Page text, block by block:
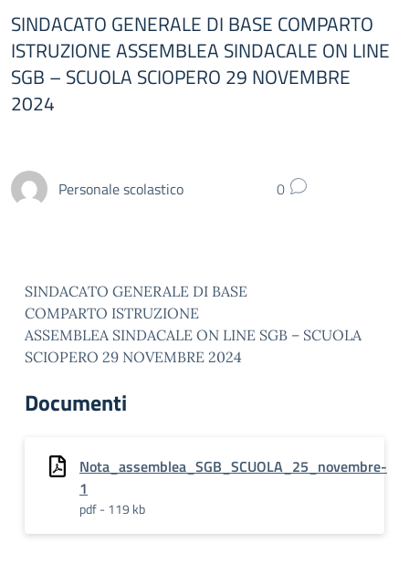
SINDACATO GENERALE DI BASE COMPARTO
ISTRUZIONE ASSEMBLEA SINDACALE ON LINE
SGB – SCUOLA SCIOPERO 29 NOVEMBRE
2024
Personale scolastico 0
SINDACATO GENERALE DI BASE
COMPARTO ISTRUZIONE
ASSEMBLEA SINDACALE ON LINE SGB – SCUOLA
SCIOPERO 29 NOVEMBRE 2024
Documenti
Nota_assemblea_SGB_SCUOLA_25_novembre-
1
pdf - 119 kb